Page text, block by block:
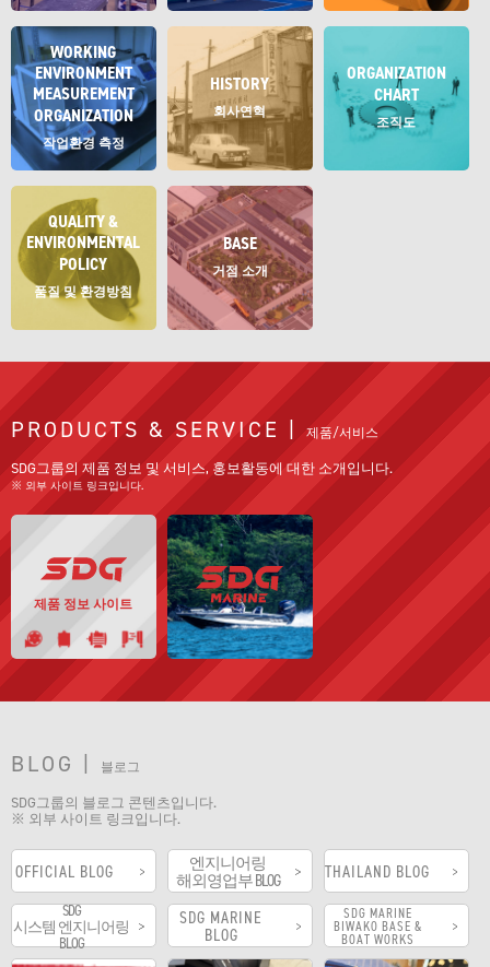
WORKING
ENVIRONMENT
MEASUREMENT
ORGANIZATION
작업환경 측정
HISTORY
회사연혁
ORGANIZATION
CHART
조직도
QUALITY &
ENVIRONMENTAL
POLICY
품질 및 환경방침
BASE
거점 소개
PRODUCTS & SERVICE | 제품/서비스
SDG그룹의 제품 정보 및 서비스, 홍보활동에 대한 소개입니다.
※ 외부 사이트 링크입니다.
제품 정보 사이트
BLOG | 블로그
SDG그룹의 블로그 콘텐츠입니다.
※ 외부 사이트 링크입니다.
OFFICIAL BLOG
엔지니어링
해외영업부 BLOG
THAILAND BLOG
SDG
시스템 엔지니어링
BLOG
SDG MARINE
BLOG
SDG MARINE
BIWAKO BASE &
BOAT WORKS